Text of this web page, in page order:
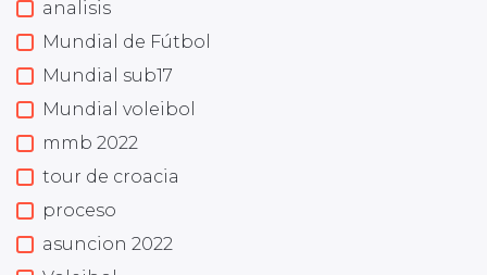
analisis
Mundial de Fútbol
Mundial sub17
Mundial voleibol
mmb 2022
tour de croacia
proceso
asuncion 2022